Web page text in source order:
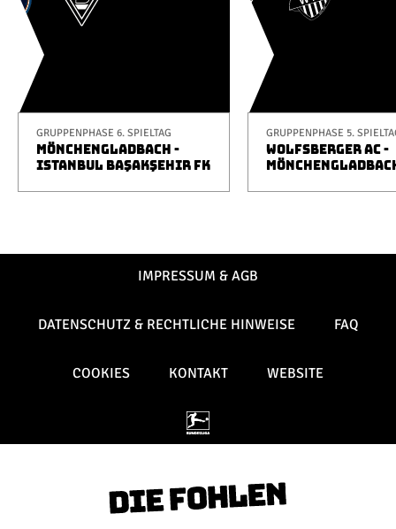
GRUPPENPHASE 6. SPIELTAG
MÖNCHENGLADBACH -
ISTANBUL BAŞAKŞEHIR FK
GRUPPENPHASE 5.
WOLFSBERGER AC -
IMPRESSUM & AGB
DATENSCHUTZ & RECHTLICHE HINWEISE FAQ
COOKIES KONTAKT WEBSITE